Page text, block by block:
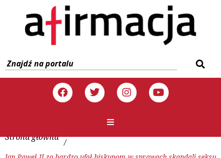
Strona główna /